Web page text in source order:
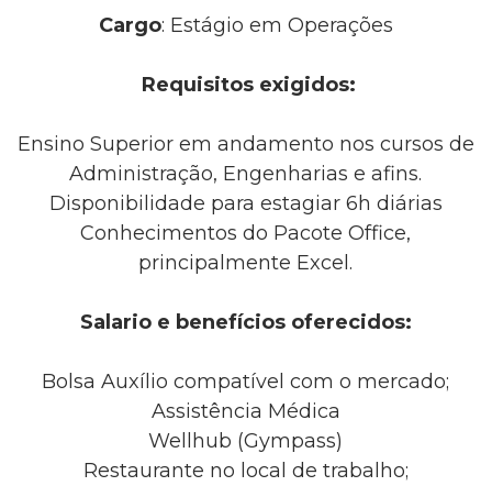
Cargo: Estágio em Operações
Requisitos exigidos:
Ensino Superior em andamento nos cursos de
Administração, Engenharias e afins.
Disponibilidade para estagiar 6h diárias
Conhecimentos do Pacote Office,
principalmente Excel.
Salario e benefícios oferecidos:
Bolsa Auxílio compatível com o mercado;
Assistência Médica
Wellhub (Gympass)
Restaurante no local de trabalho;